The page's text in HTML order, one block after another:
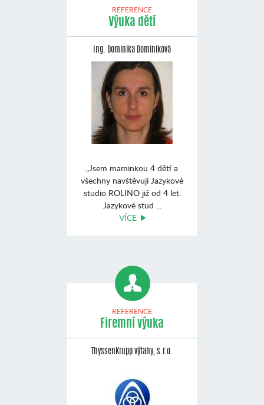
REFERENCE
Výuka dětí
Ing. Dominika Dominiková
„Jsem maminkou 4 dětí a
všechny navštěvují Jazykové
studio ROLINO již od 4 let.
Jazykové stud ...
VÍCE
REFERENCE
Firemní výuka
ThyssenKrupp výtahy, s.r.o.